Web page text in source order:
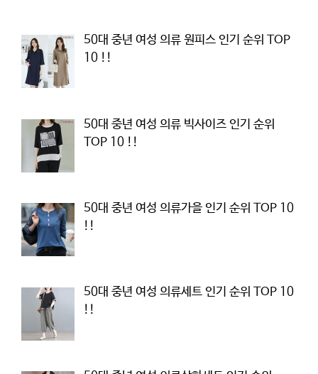
50대 중년 여성 의류 원피스 인기 순위 TOP
10 !!
50대 중년 여성 의류 빅사이즈 인기 순위
TOP 10 !!
50대 중년 여성 의류가을 인기 순위 TOP 10
!!
50대 중년 여성 의류세트 인기 순위 TOP 10
!!